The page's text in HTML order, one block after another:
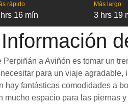
rápido
16 mín
Más largo
3 hrs 19
Información
a Aviñón es tomar un
para un viaje
hay fantásticas comodidades a
mucho espacio para las